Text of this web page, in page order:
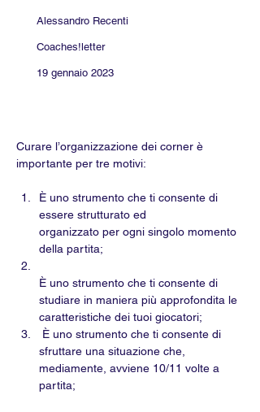
Alessandro Recenti
Coaches!letter
19 gennaio 2023
Curare l’organizzazione dei corner è
importante per tre motivi:
È uno strumento che ti consente di
essere strutturato ed
organizzato per ogni singolo momento
della partita;
È uno strumento che ti consente di
studiare in maniera più approfondita le
caratteristiche dei tuoi giocatori;
È uno strumento che ti consente di
sfruttare una situazione che,
mediamente, avviene 10/11 volte a
partita;